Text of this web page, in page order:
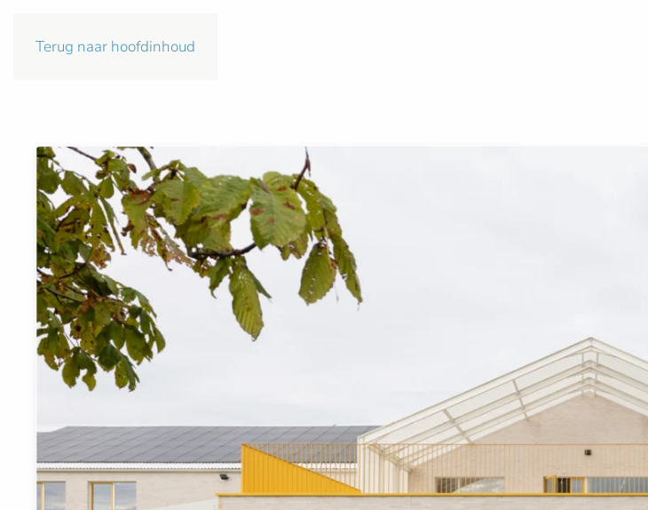
Terug naar hoofdinhoud